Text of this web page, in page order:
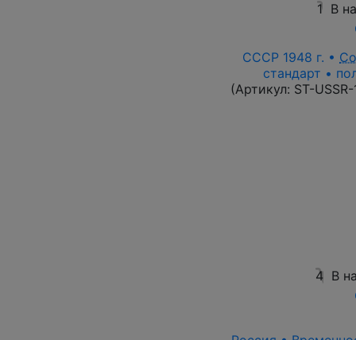
1 В
СССР 1948 г. •
стандарт •
(Артикул: ST-
4 В